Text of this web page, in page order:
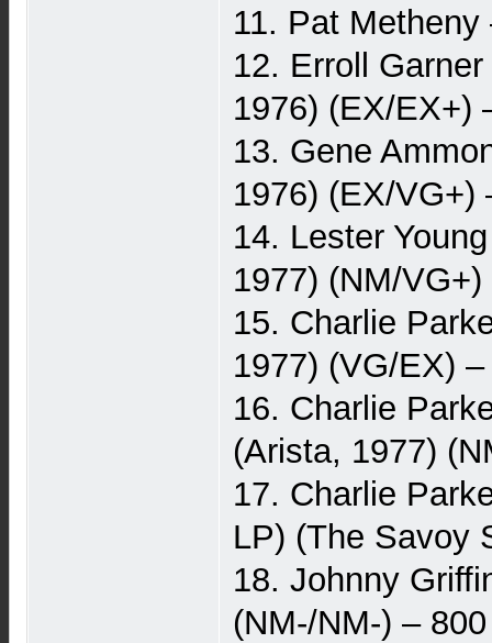
11. Pat
12. Erroll
1976) (EX/EX+)
13. Gene
1976) (EX/VG+)
14. Lester
1977) (NM/VG+)
15. Charlie
1977) (VG/EX)
16. Charlie
(Arista, 1977)
17. Charlie
LP) (The Savoy
18. Johnny
(NM-/NM-) – 800